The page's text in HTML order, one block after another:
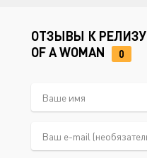
ОТЗЫВЫ К РЕЛИЗУ
OF A WOMAN
0